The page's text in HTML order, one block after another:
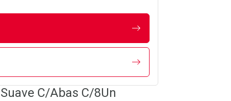
C/Abas C/8Un